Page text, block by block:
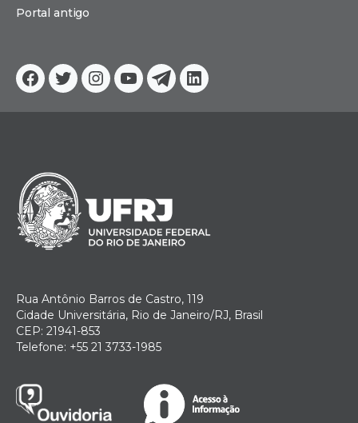
Facebook
TwitterInstagram
YouTube
TelegramLinkedin
Portal antigo
Rua Antônio Barros de Castro, 119
Cidade Universitária, Rio de Janeiro/RJ, Brasil
CEP: 21941-853
Telefone: +55 21 3733-1985